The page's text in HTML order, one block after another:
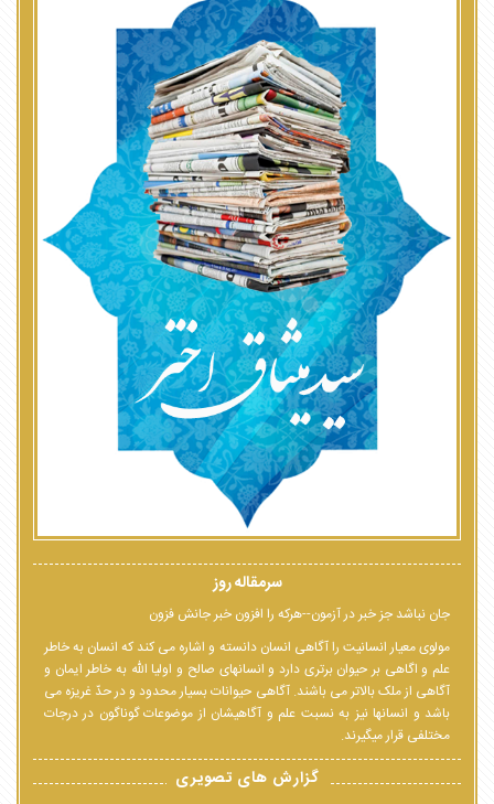
سرمقاله روز
جان نباشد جز خبر در آزمون--هرکه را افزون خبر جانش فزون
مولوی معیار انسانیت را آگاهی انسان دانسته و اشاره می کند که انسان به خاطر
علم و اگاهی بر حیوان برتری دارد و انسانهای صالح و اولیا الله به خاطر ایمان و
آگاهی از ملک بالاتر می باشند. آگاهی حیوانات بسیار محدود و در حدّ غریزه می
باشد و انسانها نیز به نسبت علم و آگاهیشان از موضوعات گوناگون در درجات
مختلفی قرار میگیرند.
گزارش های تصویری